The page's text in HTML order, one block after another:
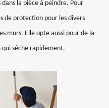
la pièce à peindre. Pour
de protection pour les divers
murs. Elle opte aussi pour de la
sèche rapidement.